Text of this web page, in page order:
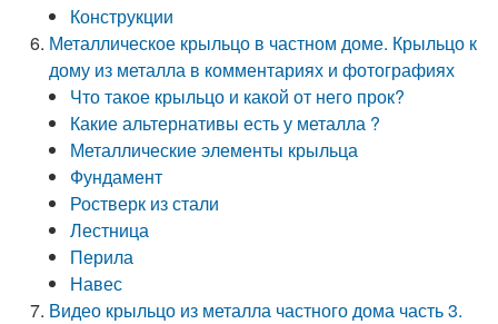
Конструкции
Металлическое крыльцо в частном доме. Крыльцо к
дому из металла в комментариях и фотографиях
Что такое крыльцо и какой от него прок?
Какие альтернативы есть у металла ?
Металлические элементы крыльца
Фундамент
Ростверк из стали
Лестница
Перила
Навес
Видео крыльцо из металла частного дома часть 3.